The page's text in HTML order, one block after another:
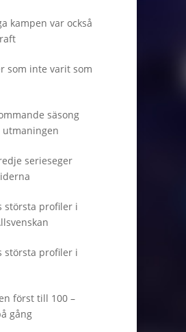
kampen var också
som inte varit som
säsong
serieseger
största profiler i
största profiler i
först till 100 –
gång